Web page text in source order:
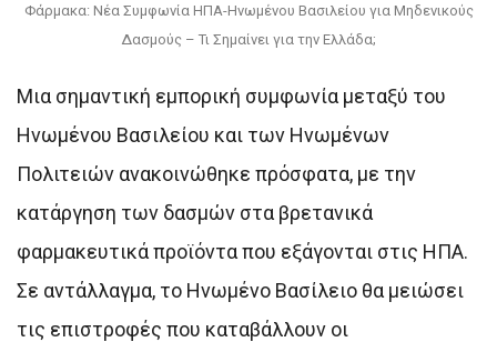
Φάρμακα: Νέα Συμφωνία ΗΠΑ-Ηνωμένου Βασιλείου για Μηδενικούς
Δασμούς – Τι Σημαίνει για την Ελλάδα;
Μια σημαντική εμπορική συμφωνία μεταξύ του
Ηνωμένου Βασιλείου και των Ηνωμένων
Πολιτειών ανακοινώθηκε πρόσφατα, με την
κατάργηση των δασμών στα βρετανικά
φαρμακευτικά προϊόντα που εξάγονται στις ΗΠΑ.
Σε αντάλλαγμα, το Ηνωμένο Βασίλειο θα μειώσει
τις επιστροφές που καταβάλλουν οι